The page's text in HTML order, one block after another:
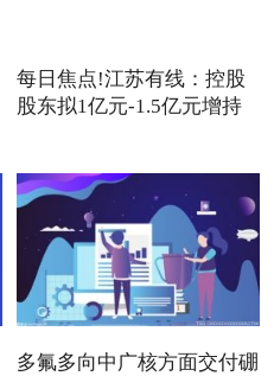
每日焦点!江苏有线：控股
股东拟1亿元-1.5亿元增持
多氟多向中广核方面交付硼